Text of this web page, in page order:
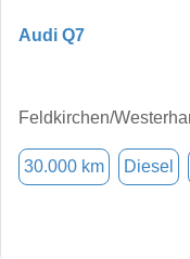
Audi Q7
Feldkirchen/
30.000 km Diesel